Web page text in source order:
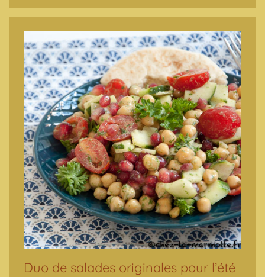
Duo de salades originales pour l’été